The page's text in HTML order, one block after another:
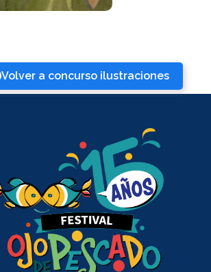
Volver a concurso ilustraciones